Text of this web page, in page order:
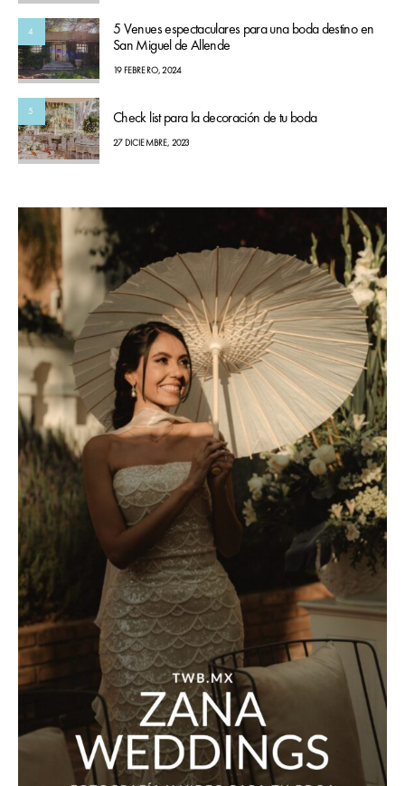
4
5 Venues espectaculares para una boda destino en
San Miguel de Allende
19 FEBRERO, 2024
5 Check list para la decoración de tu boda
27 DICIEMBRE, 2023